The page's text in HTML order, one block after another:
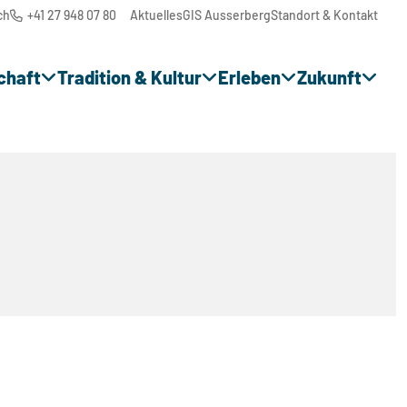
+41 27 948 07 80 AktuellesGIS AusserbergStandort & Kontakt
Tradition & Kultur Erleben Zukunft